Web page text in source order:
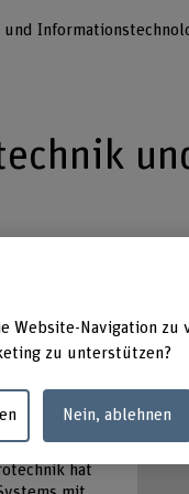
gehenden
hat
Website-Navigation zu
zu unterstützen?
Nein, ablehnen